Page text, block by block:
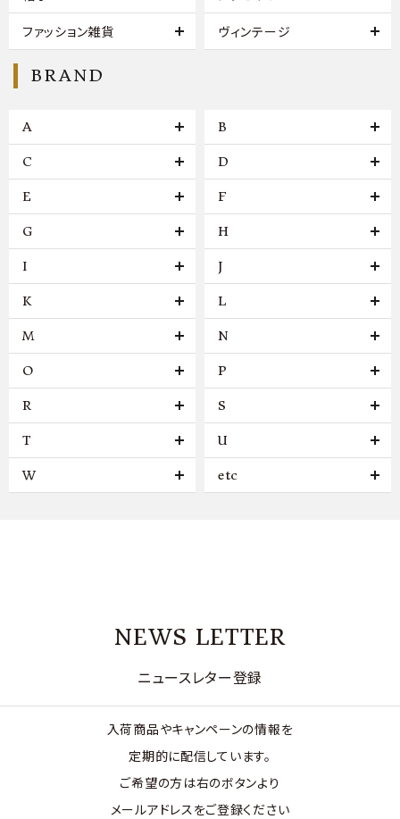
ファッション雑貨 ヴィンテージ
BRAND
A B
C D
E F
G H
I J
K L
M N
O P
R S
T U
W etc
NEWS LETTER
ニュースレター登録
入荷商品やキャンペーンの情報を
定期的に配信しています。
ご希望の方は右のボタンより
メールアドレスをご登録ください